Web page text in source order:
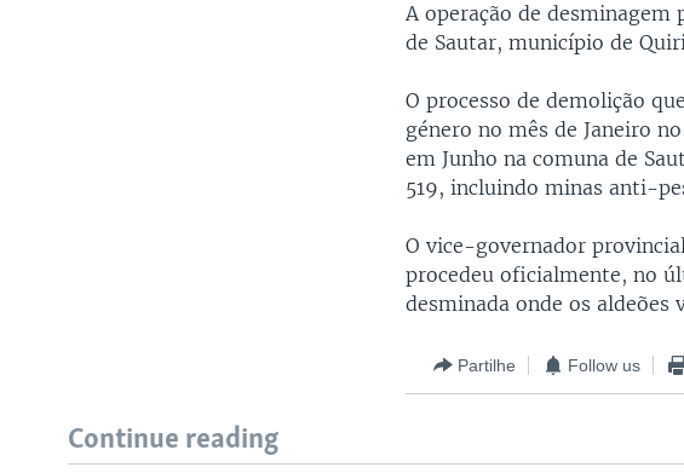
A operação de
de Sautar, município de
O processo de demolição
género no mês de Janeiro
em Junho na comuna de
519, incluindo minas anti-
O vice-governador
procedeu oficialmente, no
desminada onde os
Partilhe Follow us
Continue reading